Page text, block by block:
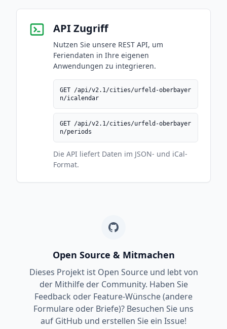
API Zugriff
Nutzen Sie unsere REST API, um
Feriendaten in Ihre eigenen
Anwendungen zu integrieren.
GET /api/v2.1/cities/urfeld-oberbayer
n/icalendar
GET /api/v2.1/cities/urfeld-oberbayer
n/periods
Die API liefert Daten im JSON- und iCal-
Format.
Open Source & Mitmachen
Dieses Projekt ist Open Source und lebt von
der Mithilfe der Community. Haben Sie
Feedback oder Feature-Wünsche (andere
Formulare oder Briefe)? Besuchen Sie uns
auf GitHub und erstellen Sie ein Issue!